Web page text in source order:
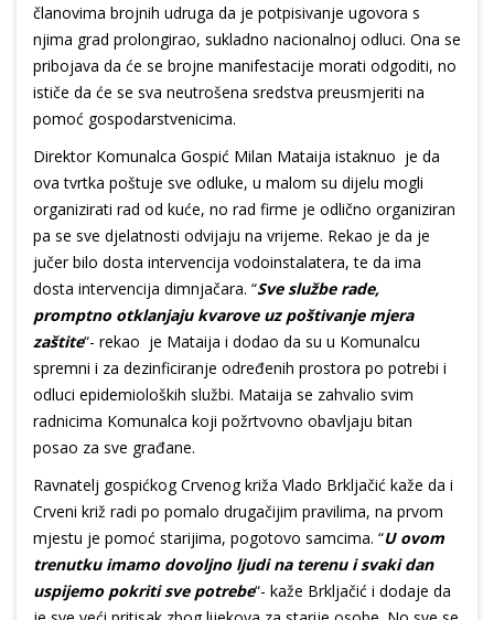
članovima brojnih udruga da je potpisivanje ugovora s
njima grad prolongirao, sukladno nacionalnoj odluci. Ona se
pribojava da će se brojne manifestacije morati odgoditi, no
ističe da će se sva neutrošena sredstva preusmjeriti na
pomoć gospodarstvenicima.
Direktor Komunalca Gospić Milan Mataija istaknuo je da
ova tvrtka poštuje sve odluke, u malom su dijelu mogli
organizirati rad od kuće, no rad firme je odlično organiziran
pa se sve djelatnosti odvijaju na vrijeme. Rekao je da je
jučer bilo dosta intervencija vodoinstalatera, te da ima
dosta intervencija dimnjačara. “Sve službe rade,
promptno otklanjaju kvarove uz poštivanje mjera
zaštite“- rekao je Mataija i dodao da su u Komunalcu
spremni i za dezinficiranje određenih prostora po potrebi i
odluci epidemioloških službi. Mataija se zahvalio svim
radnicima Komunalca koji požrtvovno obavljaju bitan
posao za sve građane.
Ravnatelj gospićkog Crvenog križa Vlado Brkljačić kaže da i
Crveni križ radi po pomalo drugačijim pravilima, na prvom
mjestu je pomoć starijima, pogotovo samcima. “U ovom
trenutku imamo dovoljno ljudi na terenu i svaki dan
uspijemo pokriti sve potrebe“- kaže Brkljačić i dodaje da